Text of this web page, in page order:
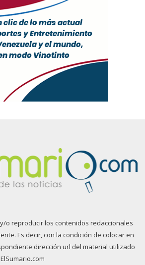
o reproducir los contenidos redaccionales
Es decir, con la condición de colocar en
dirección url del material utilizado